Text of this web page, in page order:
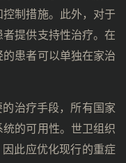
制措施。此外，对于
提供支持性治疗。在
患者可以单独在家治
治疗手段，所有国家
的可用性。世卫组织
此应优化现行的重症